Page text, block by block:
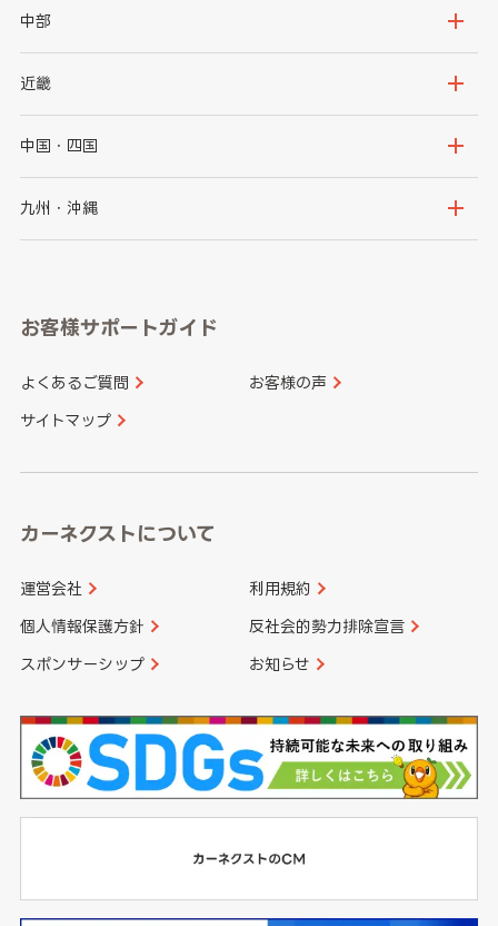
岩手県
秋田県
茨城県
群馬県
千葉県
中部
新潟県
石川県
山梨県
愛知県
近畿
大阪府
京都府
和歌山県
中国・四国
鳥取県
山口県
香川県 愛媛県
九州・沖縄
長崎県
大分県 宮崎県
お客様サポートガイド
よくあるご質問 お客様の声
サイトマップ
カーネクストについて
運営会社 利用規約
個人情報保護方針 反社会的勢力排除宣言
スポンサーシップ お知らせ